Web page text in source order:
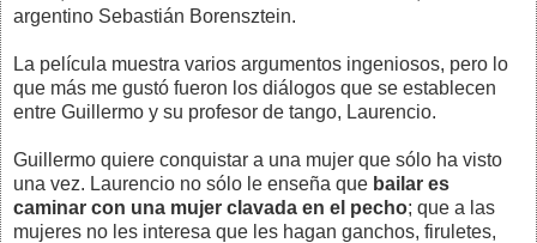
argentino Sebastián Borensztein.
La película muestra varios argumentos ingeniosos, pero lo
que más me gustó fueron los diálogos que se establecen
entre Guillermo y su profesor de tango, Laurencio.
Guillermo quiere conquistar a una mujer que sólo ha visto
una vez. Laurencio no sólo le enseña que bailar es
caminar con una mujer clavada en el pecho; que a las
mujeres no les interesa que les hagan ganchos, firuletes,